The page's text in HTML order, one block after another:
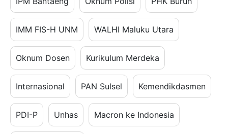
IMM FIS-H UNM WALHI Maluku Utara
Oknum Dosen Kurikulum Merdeka
Internasional PAN Sulsel Kemendikdasmen
PDI-P Unhas Macron ke Indonesia